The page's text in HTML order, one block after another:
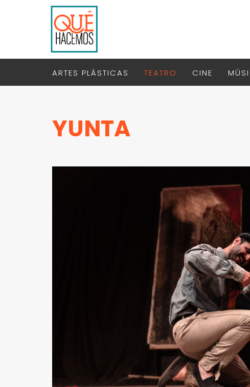
ARTES PLÁSTICAS TEATRO CINE
YUNTA